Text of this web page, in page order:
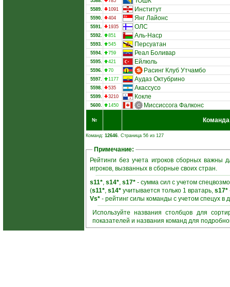
5589. 1091 Институт
5590. 404 Янг Лайонс
5591. 1935 ОЛС
5592. 851 Аль-Наср
5593. 545 Персуатан
5594. 759 Реал Боливар
5595. 421 Ейлюль
5596. 70 Расинг Клуб Утчамбо
5597. 1177 Аудаз Октубрино
5598. 535 Акассусо
5599. 3210 Кокле
5600. 1450 Миссиссога Фалконс
№ Команда
Команд: 12646. Страница 56 из 127
Примечание:
Рейтинги без учета игроков сборных важны
игроков, вызванных в сборные своих стран.
s11*, s14*, s17* - сумма сил с учетом
(s11*, s14* учитывается только 1 вратарь, s17*
Vs* - рейтинг силы команды с учетом спецух в
Используйте названия столбцов для
показателей и названия команд для